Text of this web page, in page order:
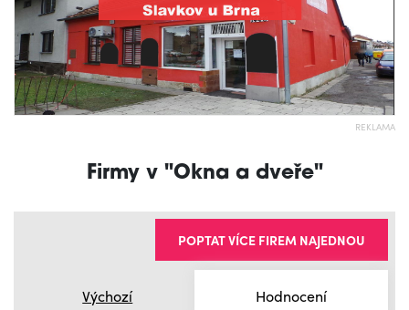
REKLAMA
Firmy v "Okna a dveře"
Výchozí Hodnocení
POPTAT VÍCE FIREM NAJEDNOU